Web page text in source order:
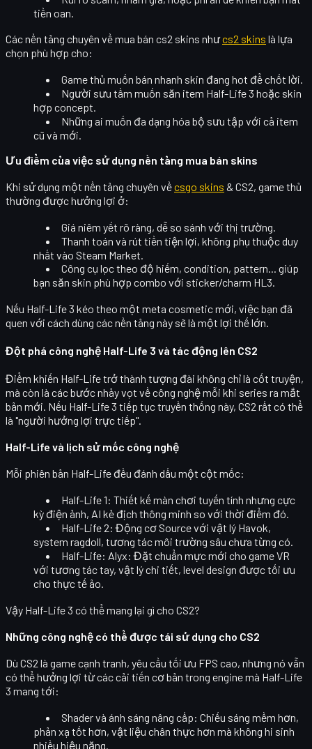
tiền oan.
Các nền tảng chuyên vềmua bán cs2 skins nhưcs2 skins là lựa
chọn phù hợp cho:
Game thủ muốn bán nhanh skin đang hot để chốt lời.
Người sưu tầm muốn săn item Half-Life 3 hoặc skin
hợp concept.
Những ai muốn đa dạng hóa bộ sưu tập với cả item
cũ và mới.
Ưu điểm của việc sử dụng nền tảng mua bán skins
Khi sử dụng một nền tảng chuyên vềcsgo skins & CS2, game thủ
thường được hưởng lợi ở:
Giá niêm yết rõ ràng, dễ so sánh với thị trường.
Thanh toán và rút tiền tiện lợi, không phụ thuộc duy
nhất vào Steam Market.
Công cụ lọctheo độ hiếm, condition, pattern... giúp
bạn săn skin phù hợp combo với sticker/charm HL3.
Nếu Half-Life 3 kéo theo một meta cosmetic mới, việc bạn đã
quen với cách dùng các nền tảng này sẽ là một lợi thế lớn.
Đột phá công nghệ Half-Life 3 và tác động lên CS2
Điểm khiến Half-Life trở thành tượng đài không chỉ là cốt truyện,
mà còn là các bước nhảy vọt về công nghệmỗi khi series ra mắt
bản mới. Nếu Half-Life 3 tiếp tục truyền thống này, CS2 rất có thể
là "người hưởng lợi trực tiếp".
Half-Life và lịch sử mốc công nghệ
Mỗi phiên bản Half-Life đều đánh dấu một cột mốc:
Half-Life 1: Thiết kế màn chơi tuyến tính nhưng cực
kỳ điện ảnh, AI kẻ địch thông minh so với thời điểm đó.
Half-Life 2: Động cơ Source với vật lý Havok,
system ragdoll, tương tác môi trường sâu chưa từng có.
Half-Life: Alyx: Đặt chuẩn mực mới cho game VR
với tương tác tay, vật lý chi tiết, level design được tối ưu
cho thực tế ảo.
Vậy Half-Life 3 có thể mang lại gì cho CS2?
Những công nghệ có thể được tái sử dụng cho CS2
Dù CS2 là game cạnh tranh, yêu cầu tối ưu FPS cao, nhưng nó vẫn
có thể hưởng lợi từ các cải tiến cơ bản trong engine mà Half-Life
3 mang tới:
Shader và ánh sáng nâng cấp: Chiếu sáng mềm hơn,
phản xạ tốt hơn, vật liệu chân thực hơn mà không hi sinh
nhiều hiệu năng.